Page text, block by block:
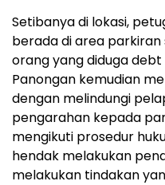
Setibanya di lokasi,
berada di area
orang yang diduga
Panongan kemudian
dengan melindungi
pengarahan kepada
mengikuti prosedur
hendak melakukan
melakukan tindakan